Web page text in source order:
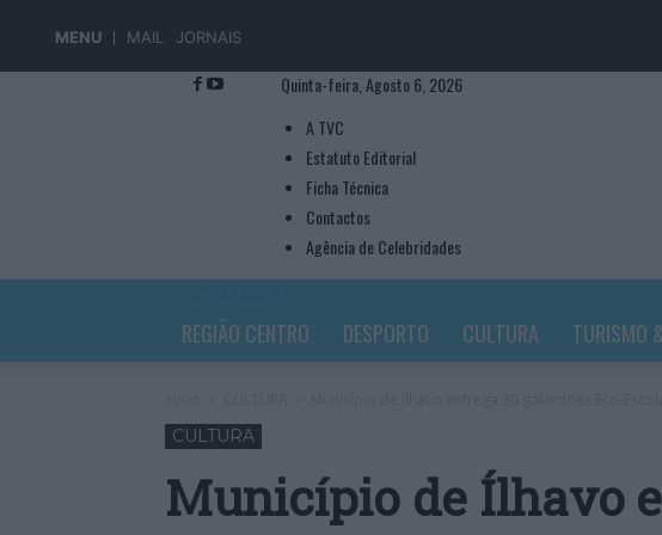
MENU MAIL JORNAIS
Quinta-feira, Agosto 6, 2026
A TVC
Estatuto Editorial
Ficha Técnica
Contactos
Agência de Celebridades
REGIÃO CENTRO DESPORTO CULTURA TURISMO
CULTURA
Município de Ílhavo